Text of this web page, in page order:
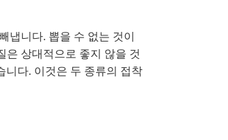
냅니다. 뽑을 수 없는 것이
은 상대적으로 좋지 않을 것
니다. 이것은 두 종류의 접착